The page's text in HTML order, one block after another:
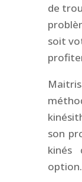
de
soit
son
kinés
option.